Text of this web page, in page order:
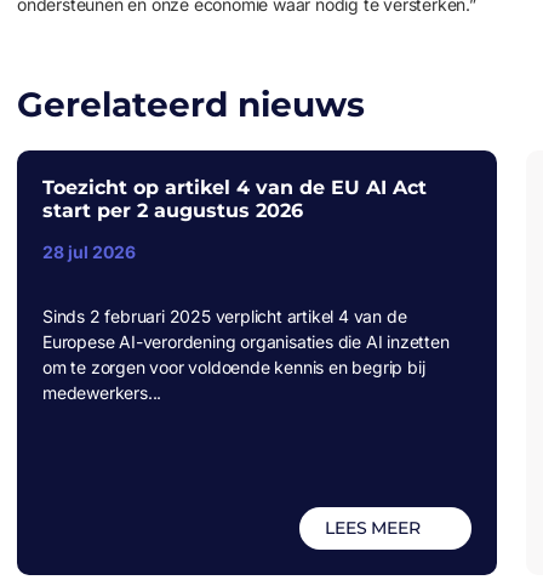
ondersteunen en onze economie waar nodig te versterken.”
Gerelateerd nieuws
Toezicht op artikel 4 van de EU AI Act
start per 2 augustus 2026
28 jul 2026
Sinds 2 februari 2025 verplicht artikel 4 van de
Europese AI-verordening organisaties die AI inzetten
om te zorgen voor voldoende kennis en begrip bij
medewerkers...
LEES MEER